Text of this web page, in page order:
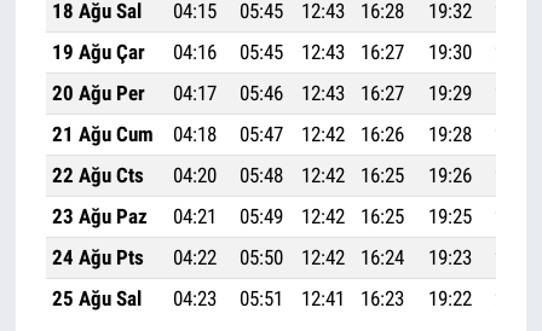
18 Ağu Sal
04:15 05:45 12:43 16:28 19:32
19 Ağu Çar
04:16 05:45 12:43 16:27 19:30
20 Ağu Per
04:17 05:46 12:43 16:27 19:29
21 Ağu Cum
04:18 05:47 12:42 16:26 19:28
22 Ağu Cts
04:20 05:48 12:42 16:25 19:26
23 Ağu Paz
04:21 05:49 12:42 16:25 19:25
24 Ağu Pts
04:22 05:50 12:42 16:24 19:23
25 Ağu Sal
04:23 05:51 12:41 16:23 19:22